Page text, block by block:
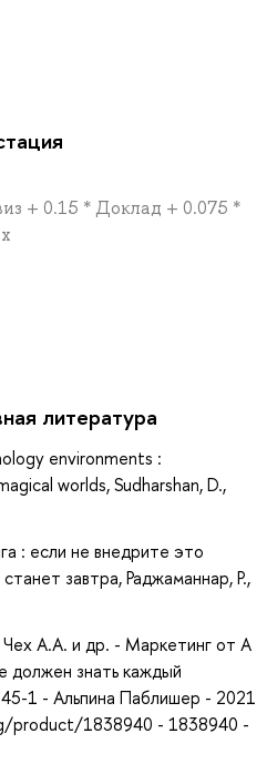
+ 0.15 * Доклад + 0.075 *
литература
environments :
worlds, Sudharshan, D.,
: если не внедрите это
завтра, Раджаманнар, Р.,
А.А. и др. - Маркетинг от А
должен знать каждый
1 - Альпина Паблишер - 2021
product/1838940 - 1838940 -